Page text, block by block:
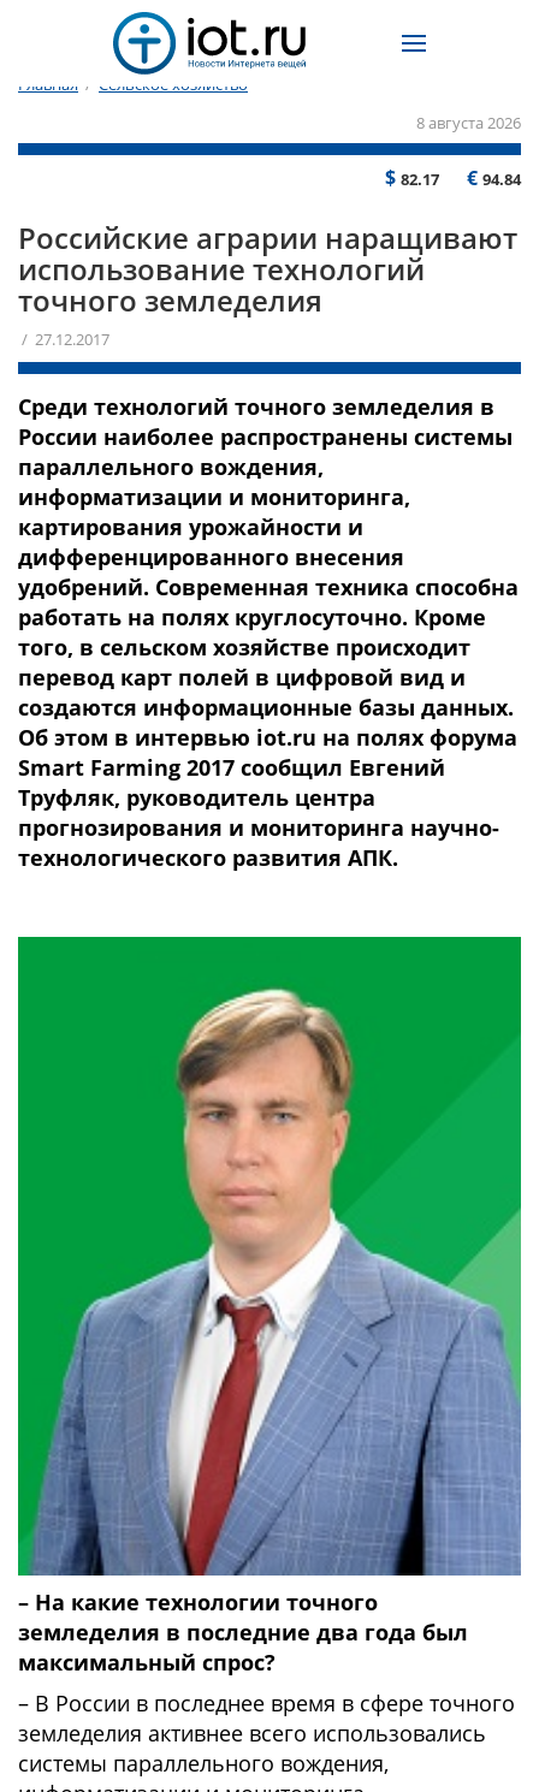
Главная / Сельское хозяйство
8 августа 2026
$ 82.17 € 94.84
Российские аграрии наращивают
использование технологий
точного земледелия
/ 27.12.2017
Среди технологий точного земледелия в
России наиболее распространены системы
параллельного вождения,
информатизации и мониторинга,
картирования урожайности и
дифференцированного внесения
удобрений. Современная техника способна
работать на полях круглосуточно. Кроме
того, в сельском хозяйстве происходит
перевод карт полей в цифровой вид и
создаются информационные базы данных.
Об этом в интервью iot.ru на полях форума
Smart Farming 2017 сообщил Евгений
Труфляк, руководитель центра
прогнозирования и мониторинга научно-
технологического развития АПК.
– На какие технологии точного
земледелия в последние два года был
максимальный спрос?
– В России в последнее время в сфере точного
земледелия активнее всего использовались
системы параллельного вождения,